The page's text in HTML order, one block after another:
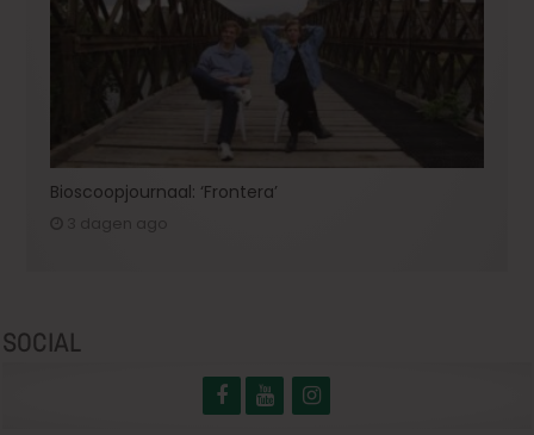
Bioscoopjournaal: ‘Frontera’
SOCIAL